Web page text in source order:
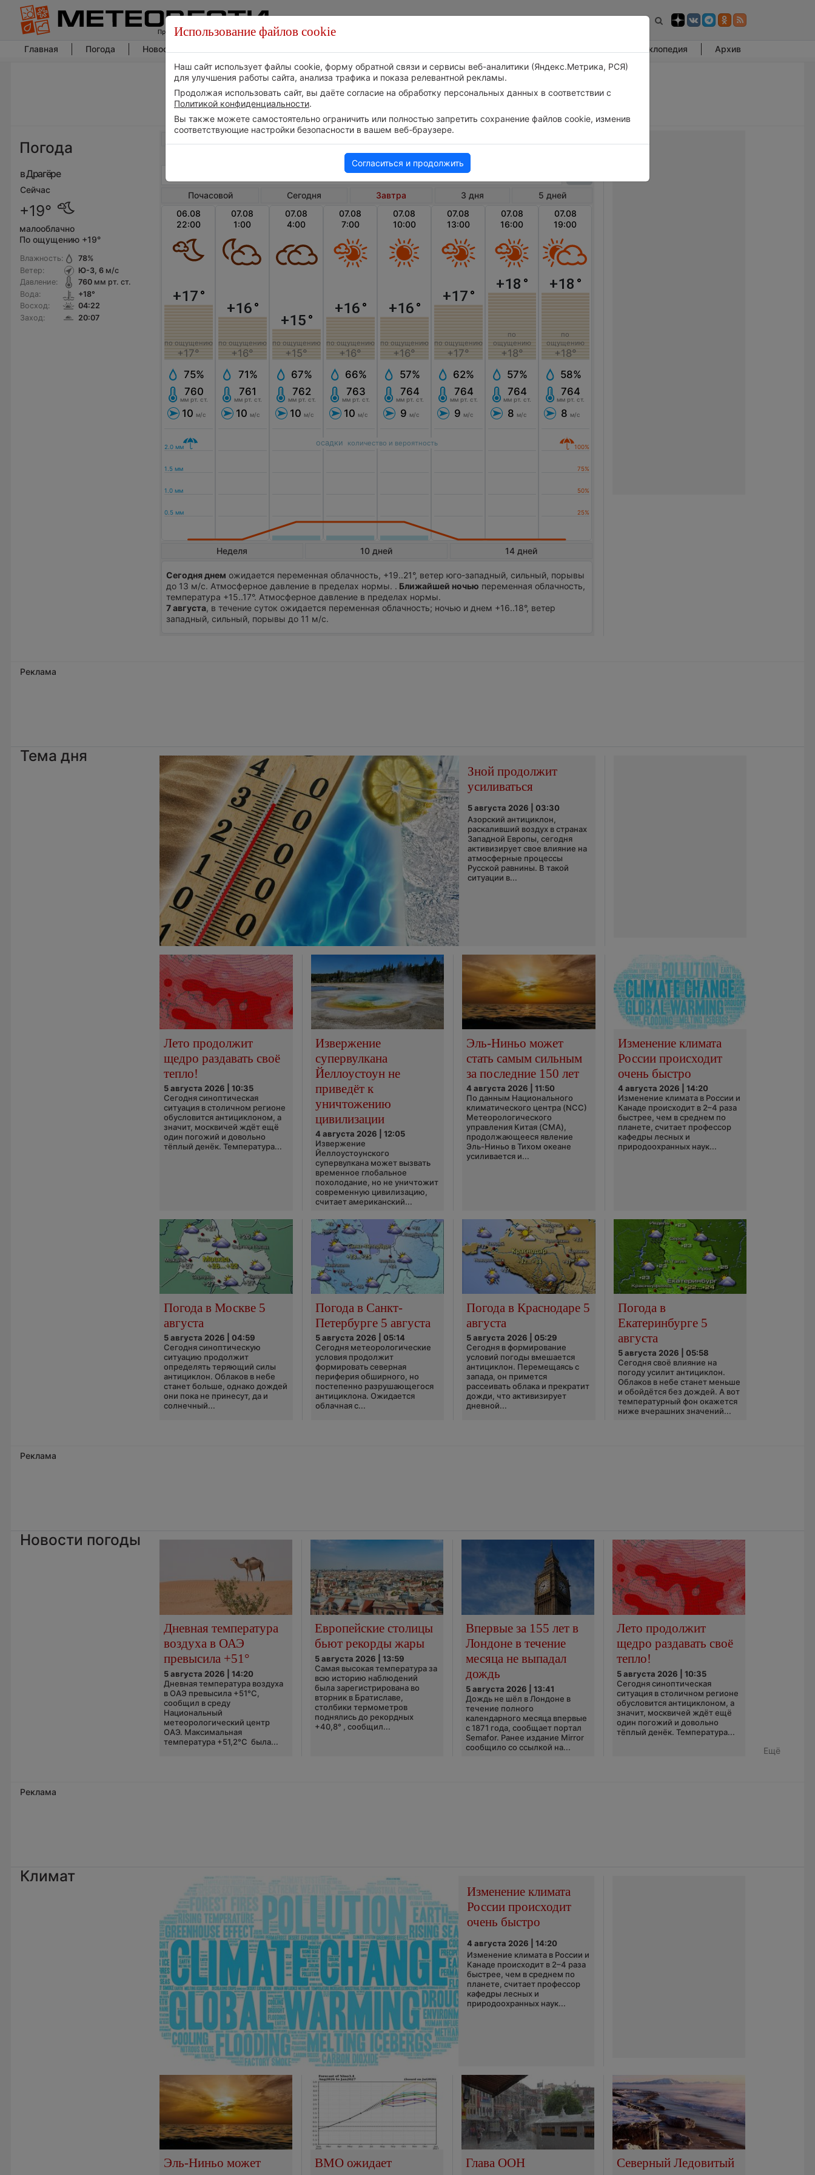
Главная Погода Новости погоды Энциклопедия Архив
Погода
в Драгёре
Сейчас
+19°
малооблачно
По ощущению +19°
Влажность:
Ветер:
Давление:
Вода:
Восход:
Заход:
78%
Ю-З, 6м/с
760мм рт. ст.
+18°
04:22
20:07
Погода в Драгёре на завтра
Почасовой Сегодня Завтра 3 дня
5 дней
06.08
22:00
+17°
по ощущению
+17°
75%
760
мм рт. ст.
10 м/с
07.08
1:00
+16°
по ощущению
+16°
71%
761
мм рт. ст.
10 м/с
07.08
4:00
+15°
по ощущению
+15°
67%
762
мм рт. ст.
10 м/с
07.08
7:00
+16°
по ощущению
+16°
66%
763
мм рт. ст.
10 м/с
07.08
10:00
+16°
по ощущению
+16°
57%
764
мм рт. ст.
9 м/с
07.08
13:00
+17°
по ощущению
+17°
62%
764
мм рт. ст.
9 м/с
07.08
16:00
+18 °
по
ощущению
+18°
57%
764
мм рт. ст.
8 м/с
07.08
19:00
+18 °
по
ощущению
+18°
58%
764
мм рт. ст.
8 м/с
осадки количество и вероятность
Неделя 10 дней 14 дней
Сегодня днем ожидается переменная облачность, +19..21°, ветер юго-западный, сильный, порывы
до 13 м/с. Атмосферное давление в пределах нормы. . Ближайшей ночью переменная облачность,
температура +15..17°. Атмосферное давление в пределах нормы.
7 августа, в течение суток ожидается переменная облачность; ночью и днем +16..18°, ветер
западный, сильный, порывы до 11 м/с.
Реклама
Тема дня
Зной продолжит
усиливаться
5 августа 2026 | 03:30
Азорский антициклон,
раскаливший воздух в странах
Западной Европы, сегодня
активизирует свое влияние на
атмосферные процессы
Русской равнины. В такой
ситуации в...
Лето продолжит
щедро раздавать своё
тепло!
5 августа 2026 | 10:35
Сегодня синоптическая
ситуация в столичном регионе
обусловится антициклоном, а
значит, москвичей ждёт ещё
один погожий и довольно
тёплый денёк. Температура...
Извержение
супервулкана
Йеллоустоун не
приведёт к
уничтожению
цивилизации
4 августа 2026 | 12:05
Извержение
Йеллоустоунского
супервулкана может вызвать
временное глобальное
похолодание, но не уничтожит
современную цивилизацию,
считает американский...
Эль-Ниньо может
стать самым сильным
за последние 150 лет
4 августа 2026 | 11:50
По данным Национального
климатического центра (NCC)
Метеорологического
управления Китая (CMA),
продолжающееся явление
Эль-Ниньо в Тихом океане
усиливается и...
Изменение климата
России происходит
очень быстро
4 августа 2026 | 14:20
Изменение климата в России и
Канаде происходит в 2–4 раза
быстрее, чем в среднем по
планете, считает профессор
кафедры лесных и
природоохранных наук...
Погода в Москве 5
августа
5 августа 2026 | 04:59
Сегодня синоптическую
ситуацию продолжит
определять теряющий силы
антициклон. Облаков в небе
станет больше, однако дождей
они пока не принесут, да и
солнечный...
Погода в Санкт-
Петербурге 5 августа
5 августа 2026 | 05:14
Сегодня метеорологические
условия продолжит
формировать северная
периферия обширного, но
постепенно разрушающегося
антициклона. Ожидается
облачная с...
Погода в Краснодаре 5
августа
5 августа 2026 | 05:29
Сегодня в формирование
условий погоды вмешается
антициклон. Перемещаясь с
запада, он примется
рассеивать облака и прекратит
дожди, что активизирует
дневной...
Погода в
Екатеринбурге 5
августа
5 августа 2026 | 05:58
Сегодня своё влияние на
погоду усилит антициклон.
Облаков в небе станет меньше
и обойдётся без дождей. А вот
температурный фон окажется
ниже вчерашних значений...
Реклама
Новости погоды
Дневная температура
воздуха в ОАЭ
превысила +51°
5 августа 2026 | 14:20
Дневная температура воздуха
в ОАЭ превысила +51°C,
сообщил в среду
Национальный
метеорологический центр
ОАЭ. Максимальная
температура +51,2°C была...
Европейские столицы
бьют рекорды жары
5 августа 2026 | 13:59
Самая высокая температура за
всю историю наблюдений
была зарегистрирована во
вторник в Братиславе,
столбики термометров
поднялись до рекордных
+40,8° , сообщил...
Впервые за 155 лет в
Лондоне в течение
месяца не выпадал
дождь
5 августа 2026 | 13:41
Дождь не шёл в Лондоне в
течение полного
календарного месяца впервые
с 1871 года, сообщает портал
Semafor. Ранее издание Mirror
сообщило со ссылкой на...
Лето продолжит
щедро раздавать своё
тепло!
5 августа 2026 | 10:35
Сегодня синоптическая
ситуация в столичном регионе
обусловится антициклоном, а
значит, москвичей ждёт ещё
один погожий и довольно
тёплый денёк. Температура...
Ещё
Реклама
Климат
Изменение климата
России происходит
очень быстро
4 августа 2026 | 14:20
Изменение климата в России и
Канаде происходит в 2–4 раза
быстрее, чем в среднем по
планете, считает профессор
кафедры лесных и
природоохранных наук...
Эль-Ниньо может
ВМО ожидает
Глава ООН
Северный Ледовитый
Использование файлов cookie
Наш сайт использует файлы cookie, форму обратной связи и сервисы веб-аналитики (Яндекс.Метрика, РСЯ)
для улучшения работы сайта, анализа трафика и показа релевантной рекламы.
Продолжая использовать сайт, вы даёте согласие на обработку персональных данных в соответствии с
Политикой конфиденциальности.
Вы также можете самостоятельно ограничить или полностью запретить сохранение файлов cookie, изменив
соответствующие настройки безопасности в вашем веб-браузере.
Согласиться и продолжить